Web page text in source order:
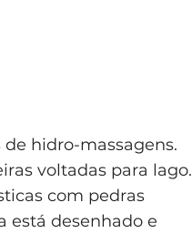
hidro-massagens.
voltadas para lago.
com pedras
está desenhado e